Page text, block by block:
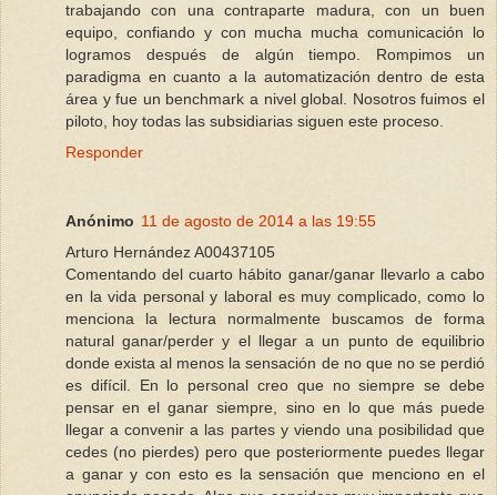
trabajando con una contraparte madura, con un buen
equipo, confiando y con mucha mucha comunicación lo
logramos después de algún tiempo. Rompimos un
paradigma en cuanto a la automatización dentro de esta
área y fue un benchmark a nivel global. Nosotros fuimos el
piloto, hoy todas las subsidiarias siguen este proceso.
Responder
Anónimo 11 de agosto de 2014 a las 19:55
Arturo Hernández A00437105
Comentando del cuarto hábito ganar/ganar llevarlo a cabo
en la vida personal y laboral es muy complicado, como lo
menciona la lectura normalmente buscamos de forma
natural ganar/perder y el llegar a un punto de equilibrio
donde exista al menos la sensación de no que no se perdió
es difícil. En lo personal creo que no siempre se debe
pensar en el ganar siempre, sino en lo que más puede
llegar a convenir a las partes y viendo una posibilidad que
cedes (no pierdes) pero que posteriormente puedes llegar
a ganar y con esto es la sensación que menciono en el